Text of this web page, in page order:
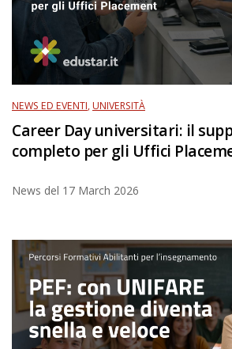
NEWS ED EVENTI,UNIVERSITÀ
Career Day universitari: il
completo per gli Uffici
News del 17 March 2026